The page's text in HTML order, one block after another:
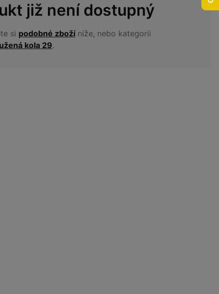
již není dostupný
si podobné zbožíníže, nebo kategorii
kola 29.